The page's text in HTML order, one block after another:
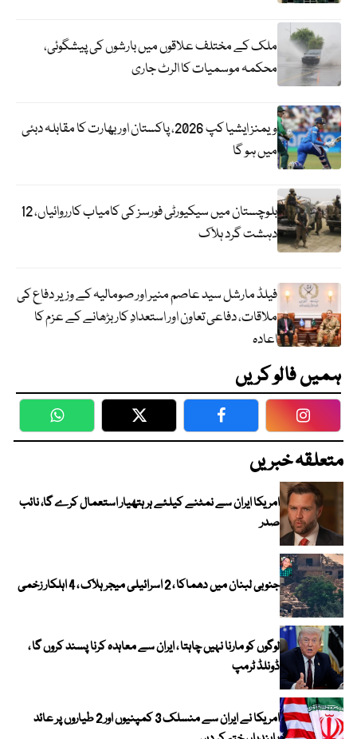
ملک کے مختلف علاقوں میں بارشوں کی پیشگوئی،
محکمہ موسمیات کا الرٹ جاری
ویمنز ایشیا کپ 2026، پاکستان اور بھارت کا مقابلہ دبئی
میں ہو گا
بلوچستان میں سیکیورٹی فورسز کی کامیاب کارروائیاں، 12
دہشت گرد ہلاک
فیلڈ مارشل سید عاصم منیر اور صومالیہ کے وزیر دفاع کی
ملاقات، دفاعی تعاون اور استعدادِ کار بڑھانے کے عزم کا
اعادہ
ہمیں فالو کریں
WhatsApp Twitter Facebook
متعلقہ خبریں
امریکا ایران سے نمٹنے کیلئے ہر ہتھیار استعمال کرے گا، نائب
صدر
جنوبی لبنان میں دھماکا ، 2 اسرائیلی میجر ہلاک ، 4 اہلکار زخمی
لوگوں کو مارنا نہیں چاہتا ، ایران سے معاہدہ کرنا پسند کروں گا ،
ڈونلڈ ٹرمپ
امریکا نے ایران سے منسلک 3 کمپنیوں اور 2 طیاروں پر عائد